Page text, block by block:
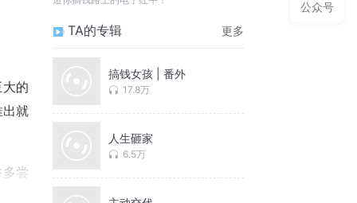
的
出就
尝
TA的专辑 更多
搞钱女孩 | 番外
17.8万
人生砸家
6.5万
公众号